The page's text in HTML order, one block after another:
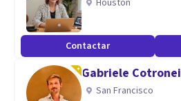
Houston
Contactar
Gabriele Cotronei
San Francisco